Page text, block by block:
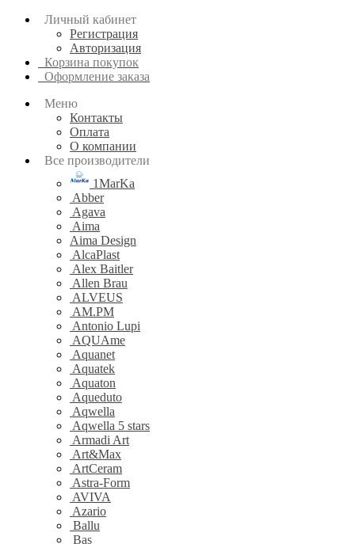
Личный кабинет
Регистрация
Авторизация
Корзина покупок
Оформление заказа
Меню
Контакты
Оплата
О компании
Все производители
1MarKa
Abber
Agava
Aima
Aima Design
AlcaPlast
Alex Baitler
Allen Brau
ALVEUS
AM.PM
Antonio Lupi
AQUAme
Aquanet
Aquatek
Aquaton
Aqueduto
Aqwella
Aqwella 5 stars
Armadi Art
Art&Max
ArtCeram
Astra-Form
AVIVA
Azario
Ballu
Bas